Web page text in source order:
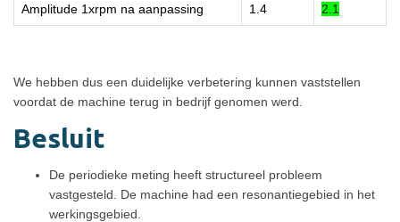
Amplitude 1xrpm na aanpassing 1.4 2.1
We hebben dus een duidelijke verbetering kunnen vaststellen
voordat de machine terug in bedrijf genomen werd.
Besluit
De periodieke meting heeft structureel probleem
vastgesteld. De machine had een resonantiegebied in het
werkingsgebied.